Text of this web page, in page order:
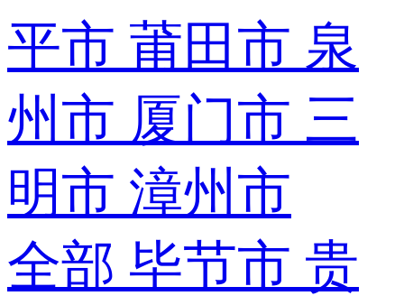
平市 莆田市 泉
州市 厦门市 三
明市 漳州市
全部 毕节市 贵